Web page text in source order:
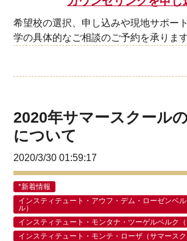
希望校の選択、申し込みや現地サポー
学の具体的なご相談のご予約を承ります
2020年サマースクール
について
2020/3/30 01:59:17
*新着情報
インスティテュート・アウフ・デム・ローゼンベ
ル）
インスティテュート・モンタナ・ツーゲルベルク（
インスティテュート・モンテ・ローザ（サマースク